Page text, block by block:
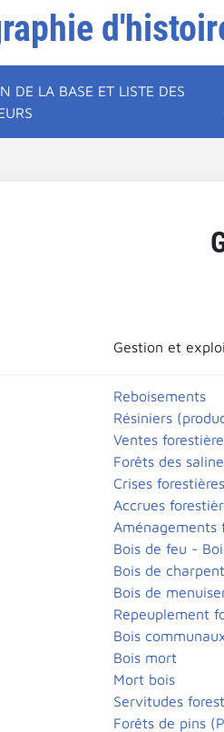
DE LA BASE ET LISTE DES
Gestion et
Reboisements
Résiniers
Ventes
Forêts des
Crises
Accrues
Aménagements
Bois de feu -
Bois de
Bois de
Repeuplement
Bois
Bois mort
Mort bois
Servitudes
Forêts de pins